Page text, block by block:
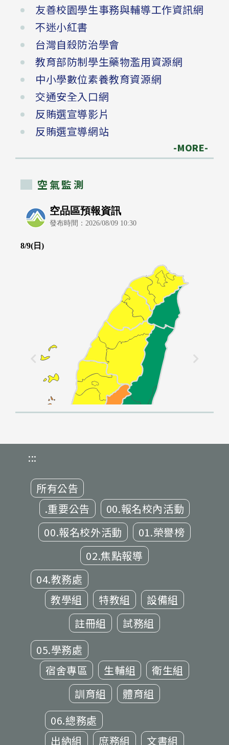
友善校園學生事務與輔導工作資訊網
不迷小紅書
台灣自殺防治學會
教育部防制學生藥物濫用資源網
中小學數位素養教育資源網
交通安全入口網
反賄選宣導影片
反賄選宣導網站
-MORE-
空氣監測
:::
所有公告
.重要公告
00.報名校內活動
00.報名校外活動
01.榮譽榜
02.焦點報導
04.教務處
教學組
特教組
設備組
註冊組
試務組
05.學務處
宿舍專區
生輔組
衛生組
訓育組
體育組
06.總務處
出納組
庶務組 文書組